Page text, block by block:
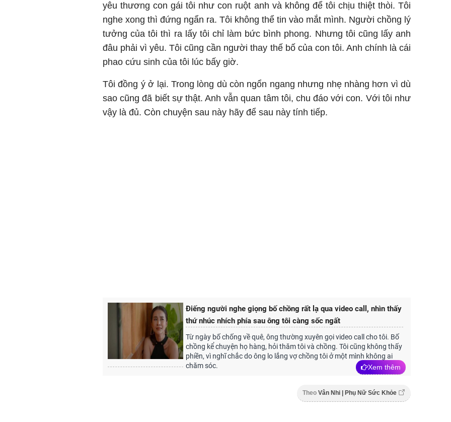
yêu thương con gái tôi như con ruột anh và không để tôi chịu thiệt thòi. Tôi
nghe xong thì đứng ngẩn ra. Tôi không thể tin vào mắt mình. Người chồng lý
tưởng của tôi thì ra lấy tôi chỉ làm bức bình phong. Nhưng tôi cũng lấy anh
đâu phải vì yêu. Tôi cũng cần người thay thế bố của con tôi. Anh chính là cái
phao cứu sinh của tôi lúc bấy giờ.
Tôi đồng ý ở lại. Trong lòng dù còn ngổn ngang nhưng nhẹ nhàng hơn vì dù
sao cũng đã biết sự thật. Anh vẫn quan tâm tôi, chu đáo với con. Với tôi như
vậy là đủ. Còn chuyện sau này hãy để sau này tính tiếp.
Điếng người nghe giọng bố chồng rất lạ qua video call, nhìn thấy
thứ nhúc nhích phía sau ông tôi càng sốc ngất
Từ ngày bố chống về quê, ông thường xuyên gọi video call cho tôi. Bố
chồng kể chuyện họ hàng, hỏi thăm tôi và chồng. Tôi cũng không thấy
phiền, vì nghĩ chắc do ông lo lắng vợ chồng tôi ở một mình không ai
chăm sóc.
Xem thêm
Theo Vân Nhi | Phụ Nữ Sức Khỏe